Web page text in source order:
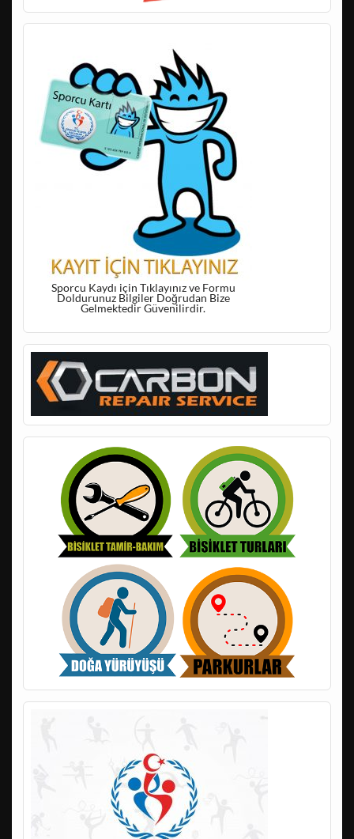
Sporcu Kaydı için Tıklayınız ve Formu
Doldurunuz Bilgiler Doğrudan Bize
Gelmektedir Güvenilirdir.